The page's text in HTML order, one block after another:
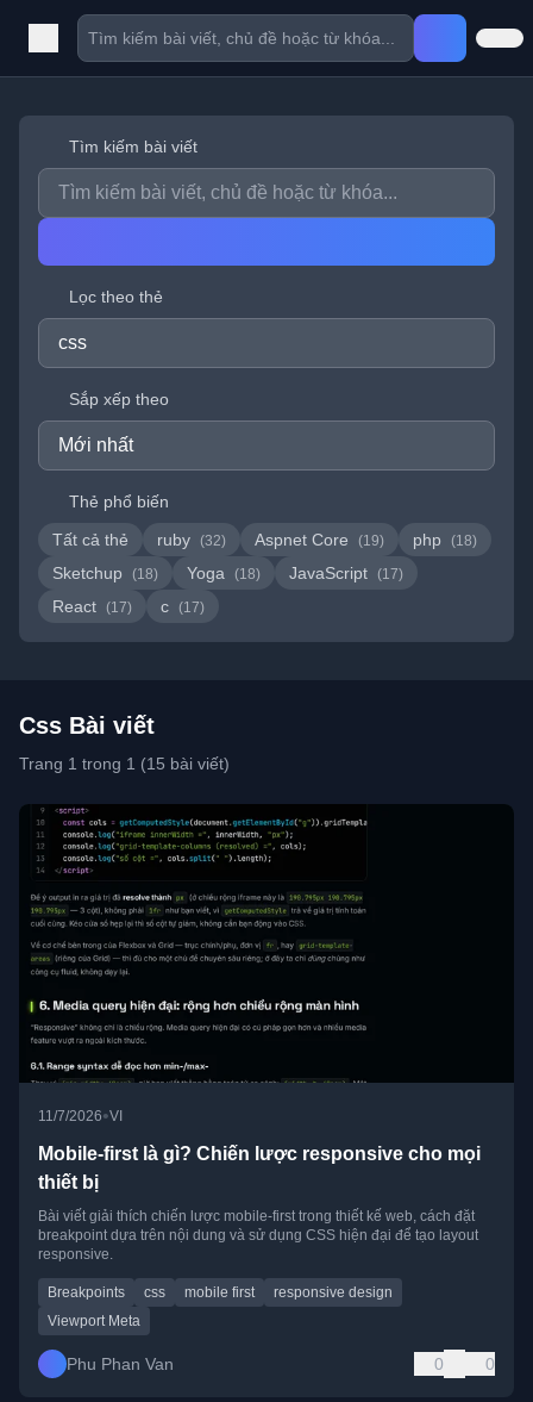
Tìm kiếm bài viết
Lọc theo thẻ
Sắp xếp theo
Thẻ phổ biến
Tất cả thẻ
ruby (32) Aspnet Core (19) php (18)
Sketchup (18) Yoga (18) JavaScript (17)
React (17) c (17)
Css Bài viết
Trang 1 trong 1 (15 bài viết)
11/7/2026•VI
Mobile-first là gì? Chiến lược responsive cho mọi
thiết bị
Bài viết giải thích chiến lược mobile-first trong thiết kế web, cách đặt
breakpoint dựa trên nội dung và sử dụng CSS hiện đại để tạo layout
responsive.
Breakpoints css mobile first
responsive design
Viewport Meta
Phu Phan Van 0 0